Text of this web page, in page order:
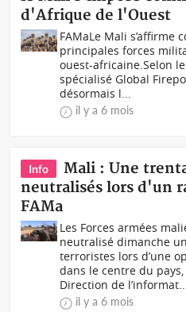
d'Afrique de l'Ouest
FAMaLe Mali s’affirme
principales forces
ouest-africaine.Selon
spécialisé Global
désormais l...
il y a 6 mois
Info
Mali : Une
neutralisés lors d'un
FAMa
Les Forces armées
neutralisé dimanche
terroristes lors d’une
dans le centre du
Direction de
il y a 6 mois